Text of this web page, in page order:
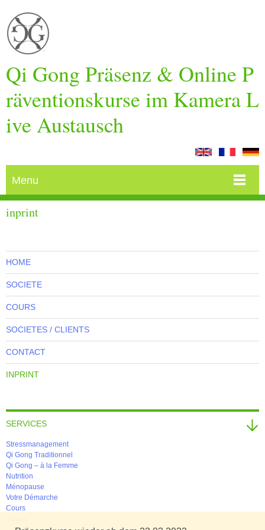
Qi Gong Präsenz & Online P
räventionskurse im Kamera L
ive Austausch
Menu
HOME
SOCIETE
COURS
SOCIETES / CLIENTS
CONTACT
INPRINT
SERVICES
Stressmanagement
Qi Gong Traditionnel
Qi Gong – à la Femme
Nutrition
Ménopause
Votre Démarche
Cours
inprint